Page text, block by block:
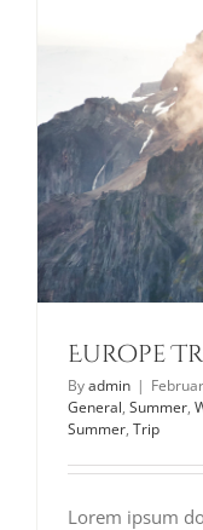
Europe
Byadmin |
General, Summer,
Summer, Trip
Lorem ipsum